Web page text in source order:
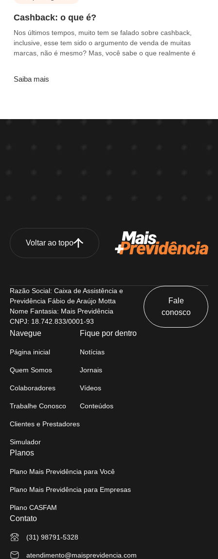
Cashback: o que é?
Nos últimos tempos, muito tem se falado sobre cashback,
inclusive, esse tem sido o argumento de venda de muitas
marcas, não é mesmo? Mas, você sabe o que realmente é
Saiba mais
Voltar ao topo
Razão Social: Caixa de Assistência e
Previdência Fábio de Araújo Motta
Nome Fantasia: Mais Previdência
CNPJ: 18.742.833/0001-93
Fale
conosco
Navegue
Página inicial
Quem Somos
Colaboradores
Trabalhe Conosco
Clientes e Prestadores
Simulador
Fique por dentro
Notícias
Jornais
Vídeos
Conteúdos
Planos
Plano Mais Previdência para Você
Plano Mais Previdência para Empresas
Plano CASFAM
Contato
(31) 98791-5328
atendimento@maisprevidencia.com